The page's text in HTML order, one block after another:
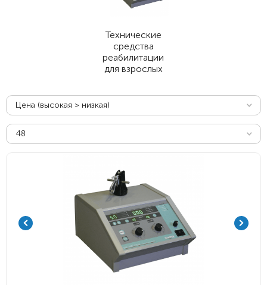
Технические
средства
реабилитации
для взрослых
Цена (высокая > низкая)
48